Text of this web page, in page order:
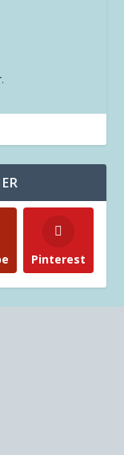
.
Pinterest